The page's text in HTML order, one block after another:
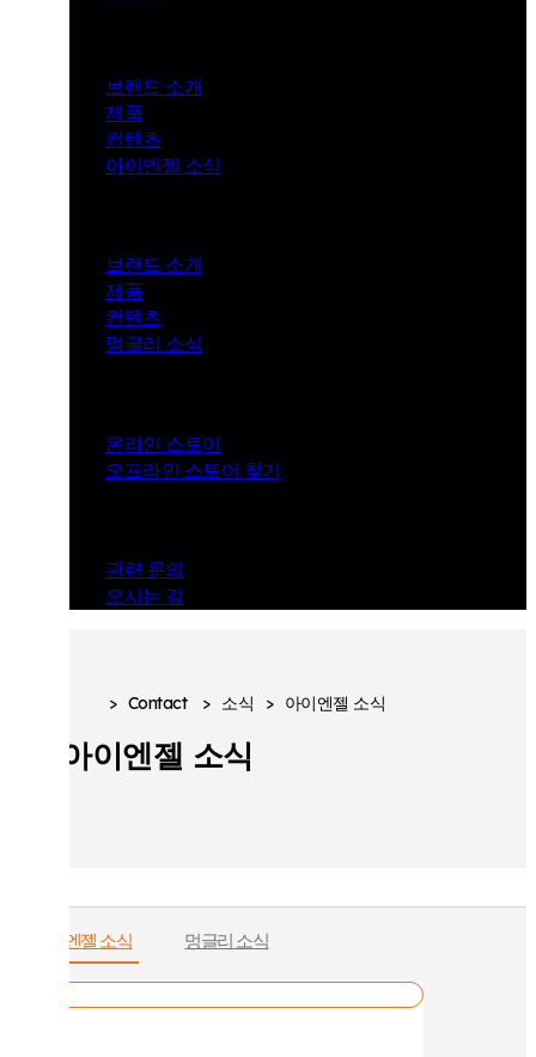
브랜드 소개
제품
컨텐츠
아이엔젤 소식
브랜드 소개
제품
컨텐츠
멍글리 소식
온라인 스토어
오프라인 스토어 찾기
관련 문의
오시는 길
> Contact > 소식 > 아이엔젤 소식
아이엔젤 소식
아이엔젤 소식 멍글리 소식